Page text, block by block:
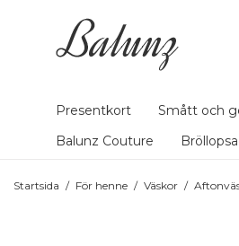
Presentkort Smått och
Balunz Couture
Startsida / För henne / Väskor /